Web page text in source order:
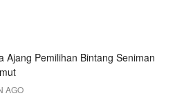
Ajang Pemilihan Bintang Seniman
AGO